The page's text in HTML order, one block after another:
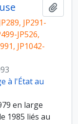
JP291-
JP526,
JP1042-
à l'État au
en large
1985 liés au